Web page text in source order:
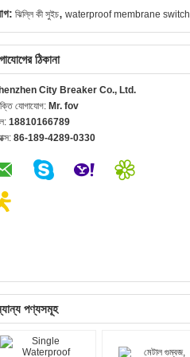
ঝিল্লি কী সুইচ, waterproof membrane switch
ঠিকানা
City Breaker Co., Ltd.
যোগাযোগ: Mr. fov
18810166789
86-189-4289-0330
পণ্যসমূহ